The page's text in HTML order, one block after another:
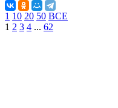
1 10 20 50 ВСЕ
1 2 3 4 ... 62